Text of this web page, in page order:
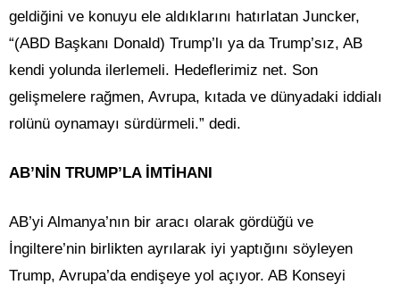
geldiğini ve konuyu ele aldıklarını hatırlatan Juncker,
“(ABD Başkanı Donald) Trump’lı ya da Trump’sız, AB
kendi yolunda ilerlemeli. Hedeflerimiz net. Son
gelişmelere rağmen, Avrupa, kıtada ve dünyadaki iddialı
rolünü oynamayı sürdürmeli.” dedi.
AB’NİN TRUMP’LA İMTİHANI
AB’yi Almanya’nın bir aracı olarak gördüğü ve
İngiltere’nin birlikten ayrılarak iyi yaptığını söyleyen
Trump, Avrupa’da endişeye yol açıyor. AB Konseyi